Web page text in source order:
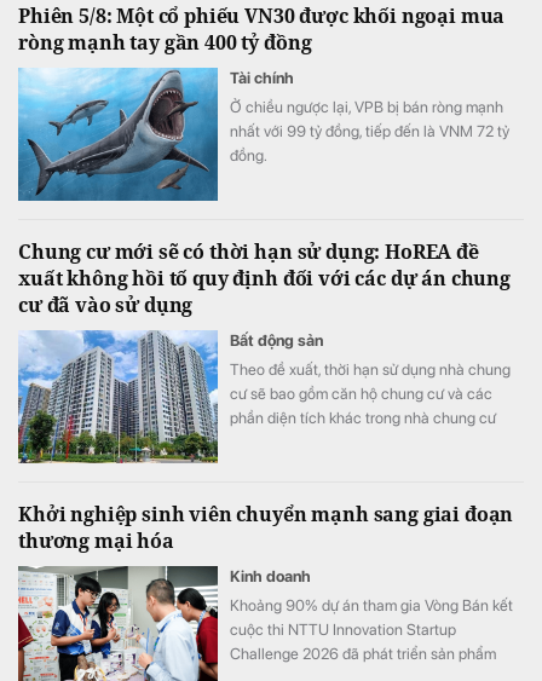
Phiên 5/8: Một cổ phiếu VN30 được khối ngoại mua
ròng mạnh tay gần 400 tỷ đồng
Tài chính
Ở chiều ngược lại, VPB bị bán ròng mạnh
nhất với 99 tỷ đồng, tiếp đến là VNM 72 tỷ
đồng.
Chung cư mới sẽ có thời hạn sử dụng: HoREA đề
xuất không hồi tố quy định đối với các dự án chung
cư đã vào sử dụng
Bất động sản
Theo đề xuất, thời hạn sử dụng nhà chung
cư sẽ bao gồm căn hộ chung cư và các
phần diện tích khác trong nhà chung cư
Khởi nghiệp sinh viên chuyển mạnh sang giai đoạn
thương mại hóa
Kinh doanh
Khoảng 90% dự án tham gia Vòng Bán kết
cuộc thi NTTU Innovation Startup
Challenge 2026 đã phát triển sản phẩm